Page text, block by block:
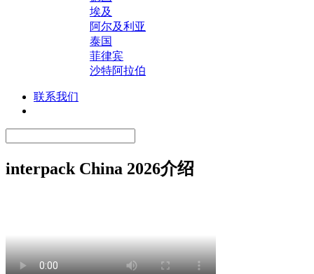
埃及
阿尔及利亚
泰国
菲律宾
沙特阿拉伯
联系我们
interpack China 2026介绍